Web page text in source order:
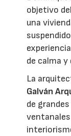
objetivo
una
de calma
La
Galván
de